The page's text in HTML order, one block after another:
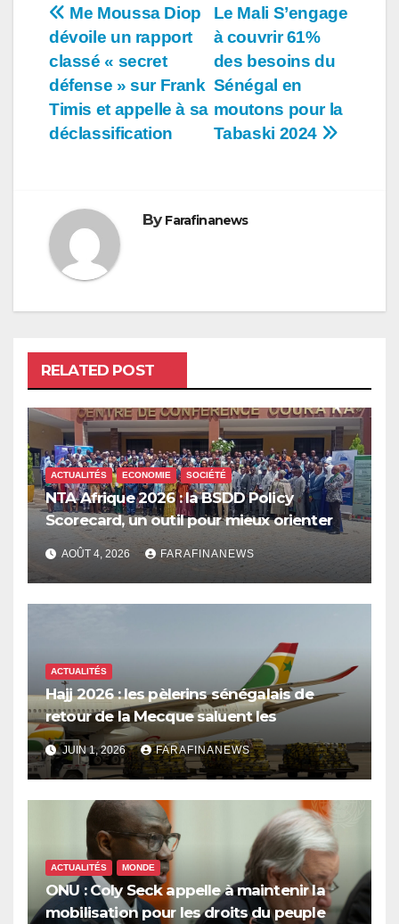
Navigation
de
l’article
Le Mali S’engage
à couvrir 61%
des besoins du
Sénégal en
moutons pour la
Tabaski 2024
Me Moussa Diop
dévoile un rapport
classé « secret
défense » sur Frank
Timis et appelle à sa
déclassification
By Farafinanews
RELATED POST
ACTUALITÉS ECONOMIE SOCIÉTÉ
NTA Afrique 2026 : la BSDD Policy
Scorecard, un outil pour mieux orienter
les dépenses publiques
AOÛT 4, 2026 FARAFINANEWS
ACTUALITÉS
Hajj 2026 : les pèlerins sénégalais de
retour de la Mecque saluent les
innovations d’Air Sénégal SA
JUIN 1, 2026 FARAFINANEWS
ACTUALITÉS MONDE
ONU : Coly Seck appelle à maintenir la
mobilisation pour les droits du peuple